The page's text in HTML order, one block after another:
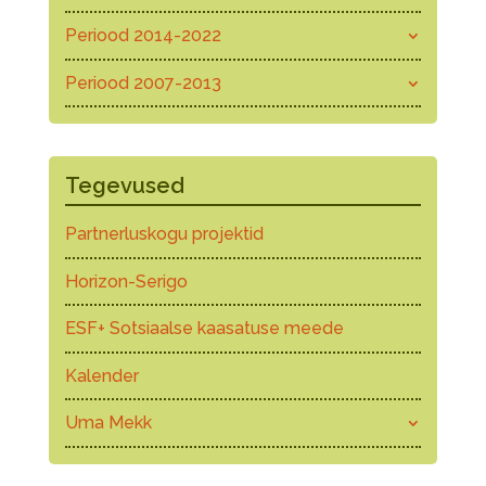
Periood 2014-2022
Periood 2007-2013
Tegevused
Partnerluskogu projektid
Horizon-Serigo
ESF+ Sotsiaalse kaasatuse meede
Kalender
Uma Mekk